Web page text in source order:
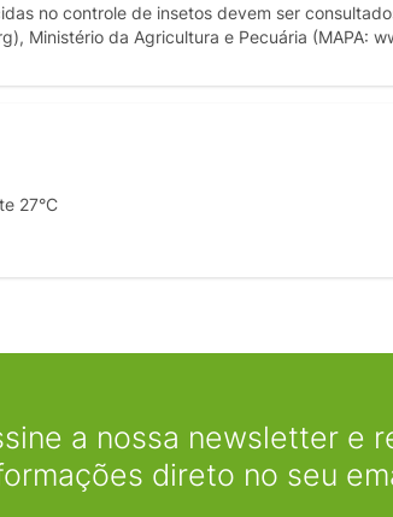
no controle de insetos devem ser
Ministério da Agricultura e Pecuária (MAPA:
27°C
a nossa newsletter e
direto no seu